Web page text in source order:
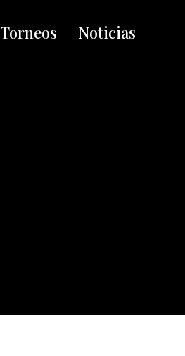
Torneos
Noticias